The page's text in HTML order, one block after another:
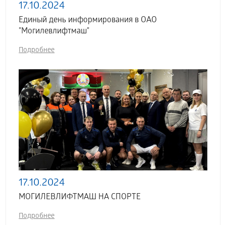
17.10.2024
Единый день информирования в ОАО
"Могилевлифтмаш"
Подробнее
17.10.2024
МОГИЛЕВЛИФТМАШ НА СПОРТЕ
Подробнее